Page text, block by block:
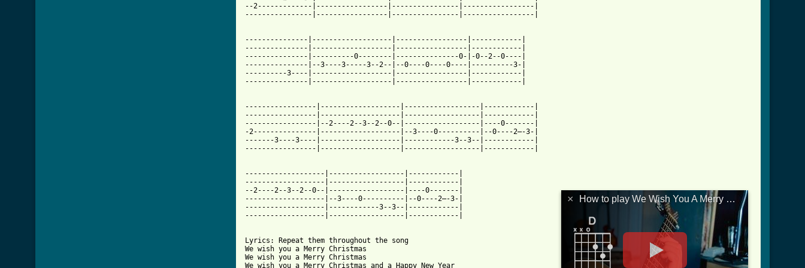
--2-------------|-----------------|----------------|-----------------|
----------------|-----------------|----------------|-----------------|
---------------|-------------------|-----------------|------------|
---------------|-------------------|-----------------|------------|
---------------|----------0--------|---------------0-|-0--2--0----|
---------------|--3----3-----3--2--|--0----0----0----|----------3-|
----------3----|-------------------|-----------------|------------|
---------------|-------------------|-----------------|------------|
-----------------|-------------------|------------------|------------|
-----------------|-------------------|------------------|------------|
-----------------|--2----2--3--2--0--|------------------|----0-------|
-2---------------|-------------------|--3----0----------|--0----2—-3-|
-------3----3----|-------------------|------------3--3--|------------|
-----------------|-------------------|------------------|------------|
-------------------|------------------|------------|
-------------------|------------------|------------|
--2----2--3--2--0--|------------------|----0-------|
-------------------|--3----0----------|--0----2—-3-|
-------------------|------------3--3--|------------|
-------------------|------------------|------------|
Lyrics: Repeat them throughout the song
We wish you a Merry Christmas
We wish you a Merry Christmas
We wish you a Merry Christmas and a Happy New Year
× How to play We Wish You A Merry Christmas